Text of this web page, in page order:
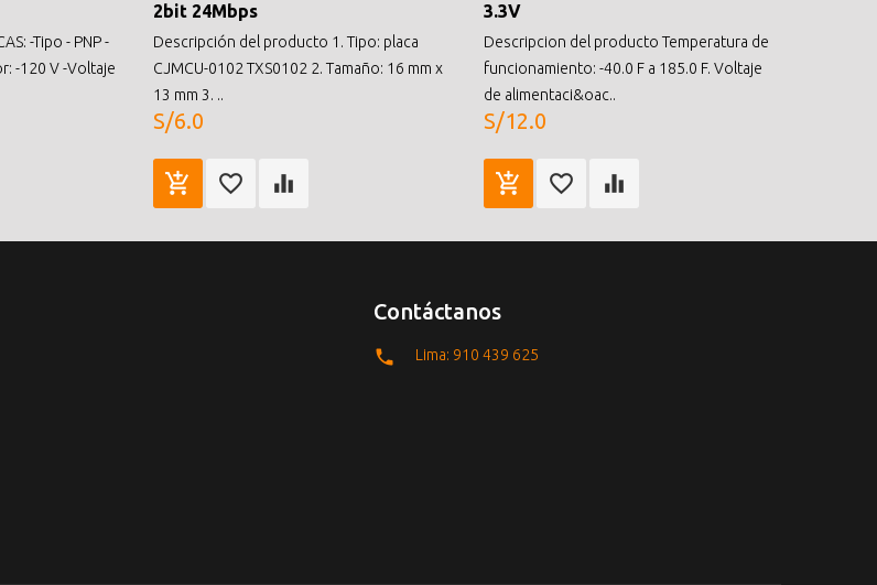
-Tipo - PNP -
-120 V -Voltaje
2bit 24Mbps
Descripción del producto 1. Tipo: placa
CJMCU-0102 TXS0102 2. Tamaño: 16 mm x
13 mm 3. ..
S/6.0
3.3V
Descripcion del producto Temperatura de
funcionamiento: -40.0 F a 185.0 F. Voltaje
de alimentaci&oac..
S/12.0
Contáctanos
Lima: 910 439 625